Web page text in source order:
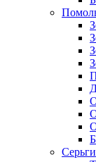
Серьги